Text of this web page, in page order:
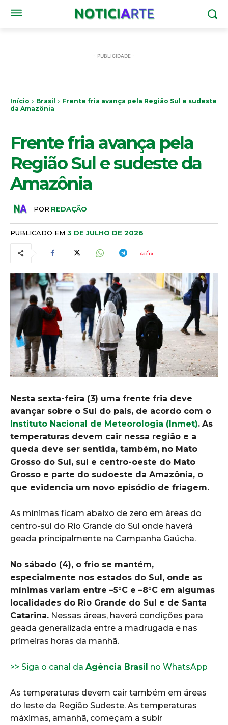
- PUBLICIDADE -
Início Brasil
Frente fria avança pela Região Sul e sudeste
da Amazônia
Frente fria avança pela
Região Sul e sudeste da
Amazônia
POR REDAÇÃO
PUBLICADO EM 3 DE JULHO DE 2026
Nesta sexta-feira (3) uma frente fria deve
avançar sobre o Sul do país, de acordo com o
Instituto Nacional de Meteorologia (Inmet). As
temperaturas devem cair nessa região e a
queda deve ser sentida, também, no Mato
Grosso do Sul, sul e centro-oeste do Mato
Grosso e parte do sudoeste da Amazônia, o
que evidencia um novo episódio de friagem.
As mínimas ficam abaixo de zero em áreas do
centro-sul do Rio Grande do Sul onde haverá
geada principalmente na Campanha Gaúcha.
No sábado (4), o frio se mantém,
especialmente nos estados do Sul, onde as
mínimas variam entre –5°C e –8°C em algumas
localidades do Rio Grande do Sul e de Santa
Catarina. Nessas áreas, haverá condições para
geada generalizada entre a madrugada e nas
primeiras horas da manhã.
>> Siga o canal da Agência Brasil no WhatsApp
As temperaturas devem cair também em áreas
do leste da Região Sudeste. As temperaturas
máximas, amanhã, começam a subir